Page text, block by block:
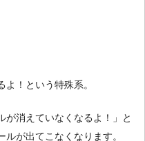
！という特殊系。
が消えていなくなるよ！」と
が出てこなくなります。